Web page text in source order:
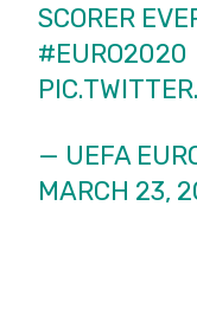
SCORER
#EURO2020
— UEFA
MARCH 23,